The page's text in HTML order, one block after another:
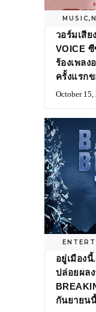
MUSIC,
วอร์มเสีย
VOICE
ร้องเพล
ครั้งแรก
October 15,
อยู่เมืองนี้
ปล่อยผล
กันยายน